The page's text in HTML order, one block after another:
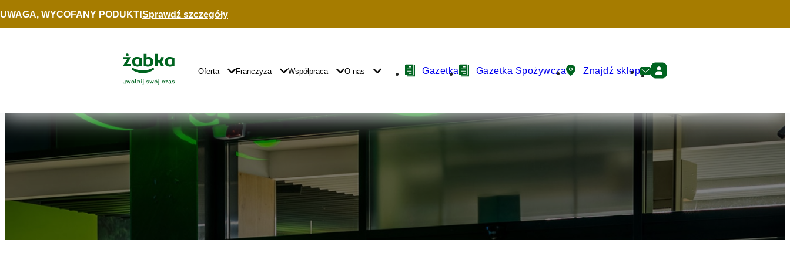
Idź do treści
UWAGA, WYCOFANY PODUKT!Sprawdź szczegóły
Główne
Logo
Główna
Nawigacja
Oferta Franczyza Współpraca O nas
NawigacjaGazetka Gazetka Spożywcza Znajdź sklep